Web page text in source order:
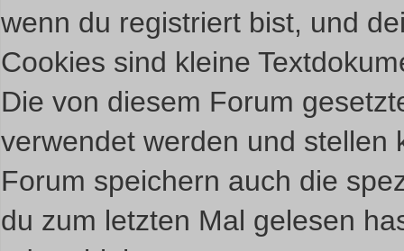
wenn du registriert bist, und
Cookies sind kleine
Die von diesem Forum
verwendet werden und stellen
Forum speichern auch die
du zum letzten Mal gelesen